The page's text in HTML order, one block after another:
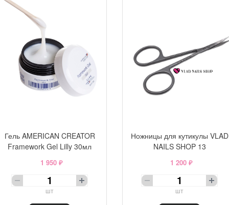
Гель AMERICAN CREATOR
Framework Gel Lilly 30мл
1 950 ₽
шт
Ножницы для кутикулы VLAD
NAILS SHOP 13
1 200 ₽
шт